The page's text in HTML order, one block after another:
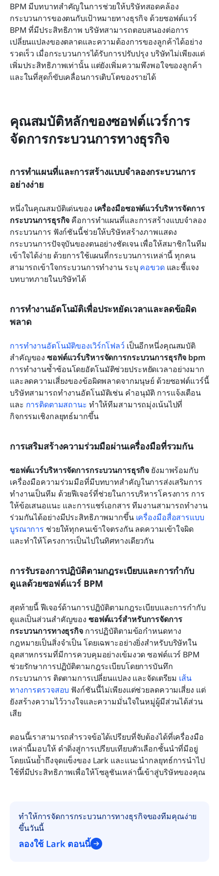
BPM มีบทบาทสำคัญในการช่วยให้บริษัทสอดคล้อง
กระบวนการของตนกับเป้าหมายทางธุรกิจ ด้วยซอฟต์แวร์
BPM ที่มีประสิทธิภาพ บริษัทสามารถตอบสนองต่อการ
เปลี่ยนแปลงของตลาดและความต้องการของลูกค้าได้อย่าง
รวดเร็ว เมื่อกระบวนการได้รับการปรับปรุง บริษัทไม่เพียงแต่
เพิ่มประสิทธิภาพเท่านั้น แต่ยังเพิ่มความพึงพอใจของลูกค้า
และในที่สุดก็ขับเคลื่อนการเติบโตของรายได้
คุณสมบัติหลักของซอฟต์แวร์การ
จัดการกระบวนการทางธุรกิจ
การทำแผนที่และการสร้างแบบจำลองกระบวนการ
อย่างง่าย
หนึ่งในคุณสมบัติเด่นของ เครื่องมือซอฟต์แวร์บริหารจัดการ
กระบวนการธุรกิจ คือการทำแผนที่และการสร้างแบบจำลอง
กระบวนการ ฟังก์ชันนี้ช่วยให้บริษัทสร้างภาพแสดง
กระบวนการปัจจุบันของตนอย่างชัดเจน เพื่อให้สมาชิกในทีม
เข้าใจได้ง่าย ด้วยการใช้แผนที่กระบวนการเหล่านี้ ทุกคน
สามารถเข้าใจกระบวนการทำงาน ระบุ คอขวด และชี้แจง
บทบาทภายในบริษัทได้
การทำงานอัตโนมัติเพื่อประหยัดเวลาและลดข้อผิด
พลาด
การทำงานอัตโนมัติของเวิร์กโฟลว์ เป็นอีกหนึ่งคุณสมบัติ
สำคัญของ ซอฟต์แวร์บริหารจัดการกระบวนการธุรกิจ bpm
การทำงานซ้ำซ้อนโดยอัตโนมัติช่วยประหยัดเวลาอย่างมาก
และลดความเสี่ยงของข้อผิดพลาดจากมนุษย์ ด้วยซอฟต์แวร์นี้
บริษัทสามารถทำงานอัตโนมัติเช่น คำอนุมัติ การแจ้งเตือน
และ การติดตามสถานะ ทำให้ทีมสามารถมุ่งเน้นไปที่
กิจกรรมเชิงกลยุทธ์มากขึ้น
การเสริมสร้างความร่วมมือผ่านเครื่องมือที่รวมกัน
ซอฟต์แวร์บริหารจัดการกระบวนการธุรกิจ ยังมาพร้อมกับ
เครื่องมือความร่วมมือที่มีบทบาทสำคัญในการส่งเสริมการ
ทำงานเป็นทีม ด้วยฟีเจอร์ที่ช่วยในการบริหารโครงการ การ
ให้ข้อเสนอแนะ และการแชร์เอกสาร ทีมงานสามารถทำงาน
ร่วมกันได้อย่างมีประสิทธิภาพมากขึ้น เครื่องมือสื่อสารแบบ
บูรณาการ ช่วยให้ทุกคนเข้าใจตรงกัน ลดความเข้าใจผิด
และทำให้โครงการเป็นไปในทิศทางเดียวกัน
การรับรองการปฏิบัติตามกฎระเบียบและการกำกับ
ดูแลด้วยซอฟต์แวร์ BPM
สุดท้ายนี้ ฟีเจอร์ด้านการปฏิบัติตามกฎระเบียบและการกำกับ
ดูแลเป็นส่วนสำคัญของ ซอฟต์แวร์สำหรับการจัดการ
กระบวนการทางธุรกิจ การปฏิบัติตามข้อกำหนดทาง
กฎหมายเป็นสิ่งจำเป็น โดยเฉพาะอย่างยิ่งสำหรับบริษัทใน
อุตสาหกรรมที่มีการควบคุมอย่างเข้มงวด ซอฟต์แวร์ BPM
ช่วยรักษาการปฏิบัติตามกฎระเบียบโดยการบันทึก
กระบวนการ ติดตามการเปลี่ยนแปลง และจัดเตรียม เส้น
ทางการตรวจสอบ ฟังก์ชันนี้ไม่เพียงแต่ช่วยลดความเสี่ยง แต่
ยังสร้างความไว้วางใจและความมั่นใจในหมู่ผู้มีส่วนได้ส่วน
เสีย
ตอนนี้เราสามารถสำรวจข้อได้เปรียบที่จับต้องได้ที่เครื่องมือ
เหล่านี้มอบให้ ดำดิ่งสู่การเปรียบเทียบตัวเลือกชั้นนำที่มีอยู่
โดยเน้นย้ำถึงจุดแข็งของ Lark และแนะนำกลยุทธ์การนำไป
ใช้ที่มีประสิทธิภาพเพื่อให้โซลูชันเหล่านี้เข้าสู่บริษัทของคุณ
ทำให้การจัดการกระบวนการทางธุรกิจของทีมคุณง่าย
ขึ้นวันนี้
ลองใช้ Lark ตอนนี้